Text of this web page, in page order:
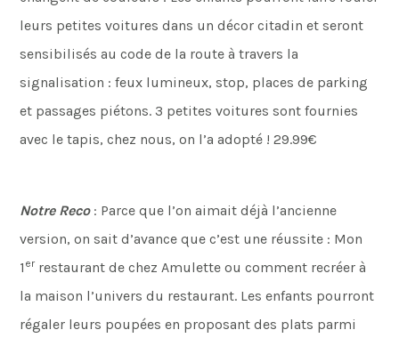
leurs petites voitures dans un décor citadin et seront
sensibilisés au code de la route à travers la
signalisation : feux lumineux, stop, places de parking
et passages piétons. 3 petites voitures sont fournies
avec le tapis, chez nous, on l’a adopté ! 29.99€
Notre Reco: Parce que l’on aimait déjà l’ancienne
version, on sait d’avance que c’est une réussite : Mon
1 errestaurant de chez Amulette ou comment recréer à
la maison l’univers du restaurant. Les enfants pourront
régaler leurs poupées en proposant des plats parmi